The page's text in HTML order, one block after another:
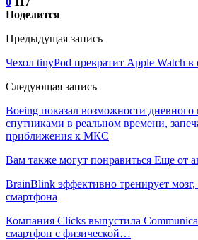
Поделится
Предыдущая запись
Чехол tinyPod превратит Apple Watch
Следующая запись
Boeing показал возможности дневного
спутниками в реальном времени,
приближения к МКС
Вам также могут понравиться Еще от
BrainBlink эффективно тренирует мозг,
смартфона
Компания Clicks выпустила
смартфон с физической…